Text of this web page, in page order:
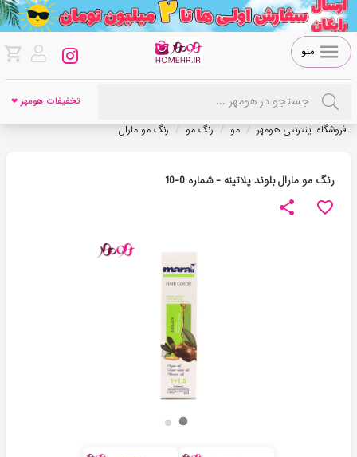
منو
تخفیفات هومهر ❤
فروشگاه اینترنتی هومهر / مو / رنگ مو / رنگ مو مارال
رنگ مو مارال بلوند پلاتینه - شماره 0-10